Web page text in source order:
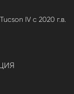
IV c 2020 г.в.